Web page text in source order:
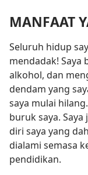
MANFAAT
Seluruh hidup
mendadak!
alkohol, dan
dendam yang
saya mulai
buruk saya.
diri saya yang
dialami semasa
pendidikan.